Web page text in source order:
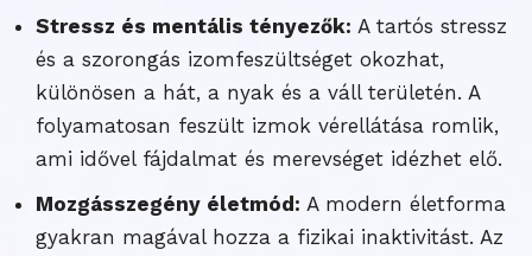
Stressz és mentális tényezők: A tartós stressz
és a szorongás izomfeszültséget okozhat,
különösen a hát, a nyak és a váll területén. A
folyamatosan feszült izmok vérellátása romlik,
ami idővel fájdalmat és merevséget idézhet elő.
Mozgásszegény életmód: A modern életforma
gyakran magával hozza a fizikai inaktivitást. Az